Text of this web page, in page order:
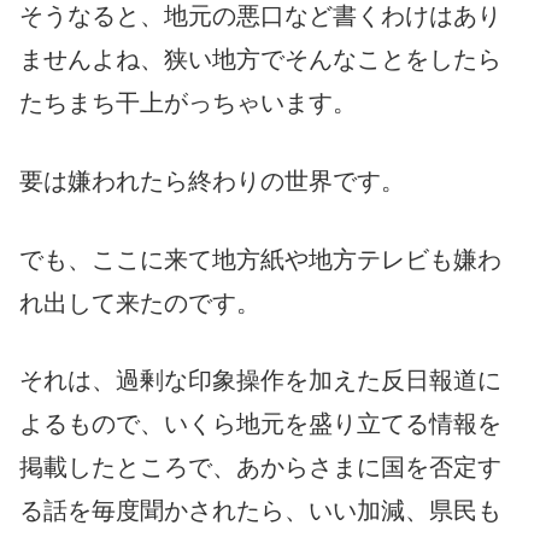
そうなると、地元の悪口など書くわけはあり
ませんよね、狭い地方でそんなことをしたら
たちまち干上がっちゃいます。
要は嫌われたら終わりの世界です。
でも、ここに来て地方紙や地方テレビも嫌わ
れ出して来たのです。
それは、過剰な印象操作を加えた反日報道に
よるもので、いくら地元を盛り立てる情報を
掲載したところで、あからさまに国を否定す
る話を毎度聞かされたら、いい加減、県民も